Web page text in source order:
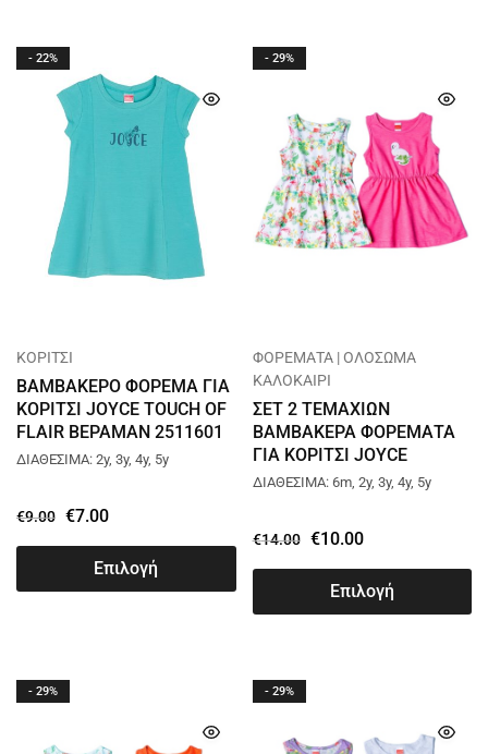
- 22%
ΚΟΡΙΤΣΙ
ΒΑΜΒΑΚΕΡΟ ΦΟΡΕΜΑ ΓΙΑ
ΚΟΡΙΤΣΙ JOYCE TOUCH OF
FLAIR ΒΕΡΑΜΑΝ 2511601
ΔΙΑΘΕΣΙΜΑ: 2y, 3y, 4y, 5y
€9.00 €7.00
Επιλογή
- 29%
ΦΟΡΕΜΑΤΑ | ΟΛΟΣΩΜΑ
ΚΑΛΟΚΑΙΡΙ
ΣΕΤ 2 ΤΕΜΑΧΙΩΝ
ΒΑΜΒΑΚΕΡΑ ΦΟΡΕΜΑΤΑ
ΓΙΑ ΚΟΡΙΤΣΙ JOYCE
FLAMINGOS ΦΟΥΞ 13803
ΔΙΑΘΕΣΙΜΑ: 6m, 2y, 3y, 4y, 5y
€14.00 €10.00
Επιλογή
- 29% - 29%